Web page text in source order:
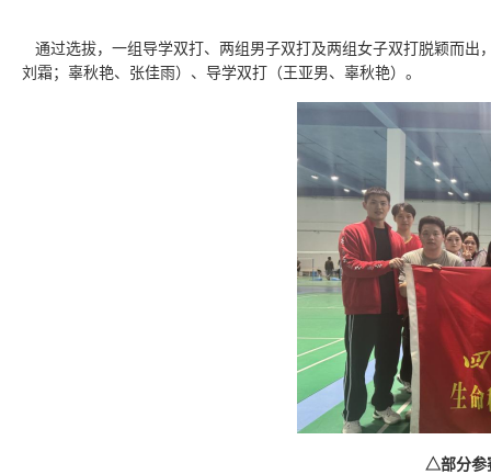
通过选拔，一组导学双打、两组男子双打及两组女子双打脱颖而出
刘霜；辜秋艳、张佳雨）、导学双打（王亚男、辜秋艳）。
△部分参